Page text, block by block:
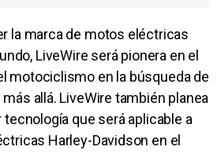
la marca de motos eléctricas
LiveWire será pionera en el
motociclismo en la búsqueda de
allá. LiveWire también planea
tecnología que será aplicable a
Harley-Davidson en el